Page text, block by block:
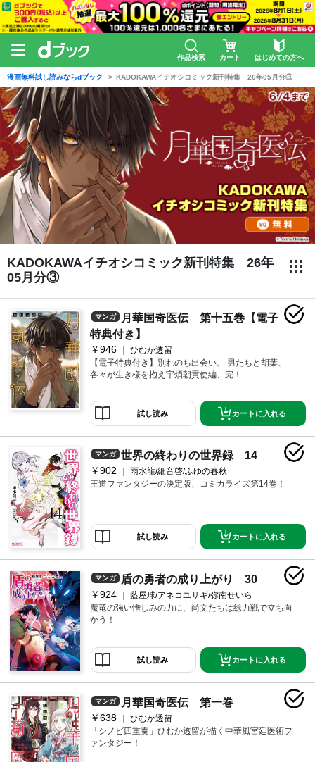
作品検索 カート はじめての方へ
漫画無料試し読みならdブック KADOKAWAイチオシコミック新刊特集 26年05月分③
KADOKAWAイチオシコミック新刊特集 26年
05月分③
マンガ
月華国奇医伝 第十五巻【電子
特典付き】
￥946
ひむか透留
【電子特典付き】別れのち出会い。 男たちと胡葉、
各々が生き様を抱え宇煩朝貢使編、完！
試し読み カートに入れる
マンガ 世界の終わりの世界録 14
￥902
雨水龍/細音啓/ふゆの春秋
王道ファンタジーの決定版、コミカライズ第14巻！
試し読み カートに入れる
マンガ 盾の勇者の成り上がり 30
￥924
藍屋球/アネコユサギ/弥南せいら
魔竜の強い憎しみの力に、尚文たちは総力戦で立ち向
かう！
試し読み カートに入れる
マンガ 月華国奇医伝 第一巻
￥638
ひむか透留
「シノビ四重奏」ひむか透留が描く中華風宮廷医術フ
ァンタジー！